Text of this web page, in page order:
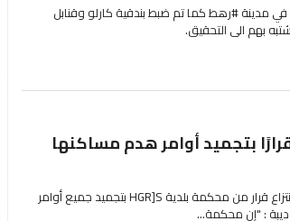
مدينة #رهط كما تم ضبط بندقية كارلو وقنابل
بهم الى التحقيق.
بتجميد أوامر هدم مساكنها
استطاعت عائلات الطور المهددة بتهجيرها من منازلها، انتزاع قرار من محكمة بلدية HGR]S بتجميد جميع أوامر
: "إن محكمة...